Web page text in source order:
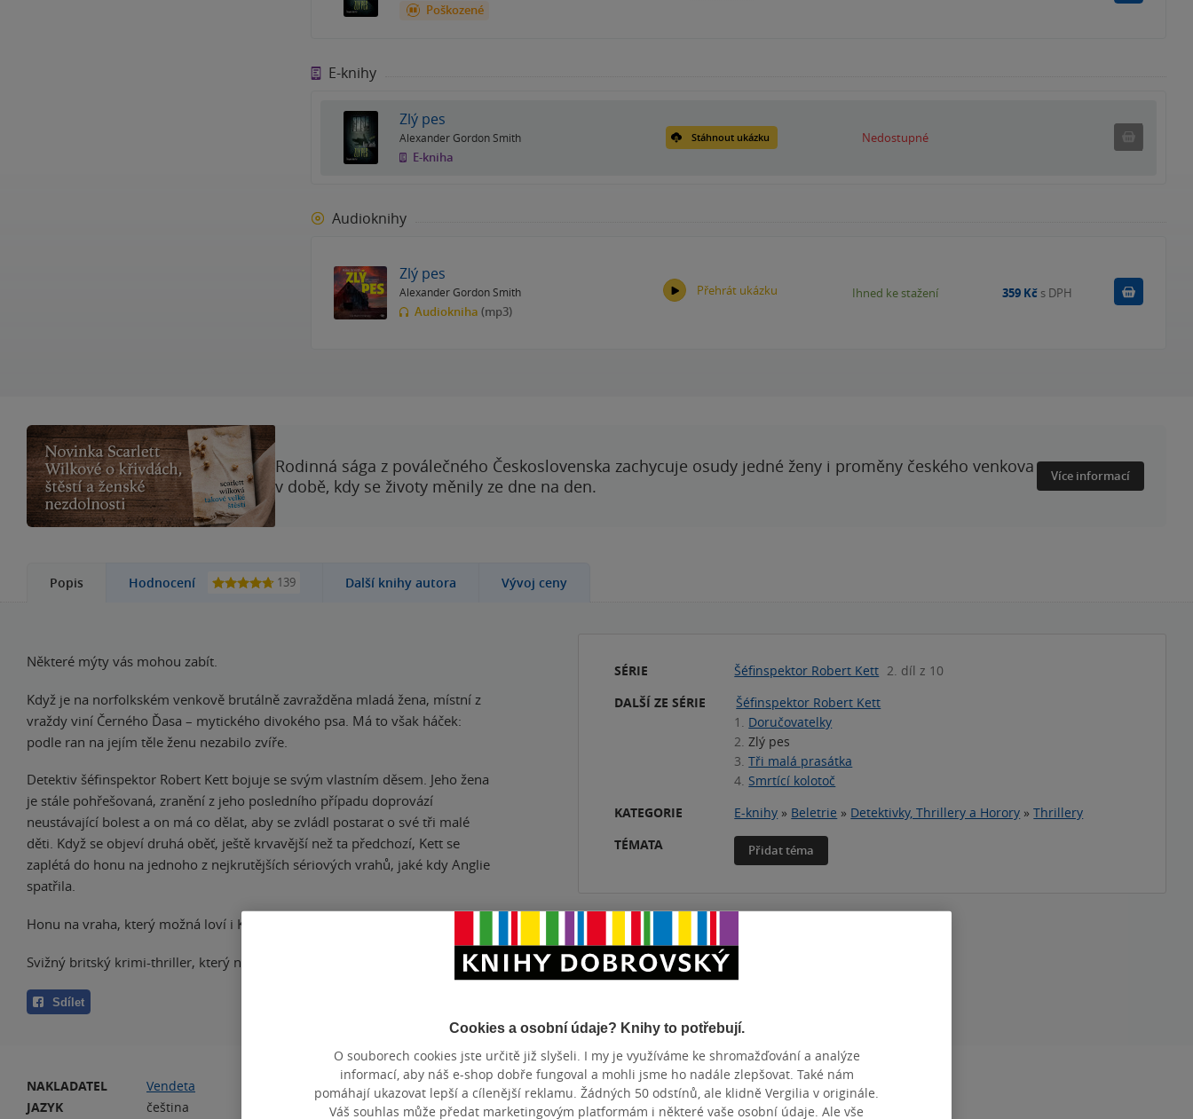
Poškozené
E-knihy
Zlý pes
Alexander Gordon Smith
E-kniha
Stáhnout ukázku Nedostupné Nedostupné
Audioknihy
Zlý pes
Alexander Gordon Smith
Audiokniha (mp3)
Přehrát ukázku Ihned ke stažení 359 Kč s DPH Koupit
Rodinná sága z poválečného Československa zachycuje osudy jedné ženy i proměny českého venkova
v době, kdy se životy měnily ze dne na den.
Více informací
Popis Hodnocení 139 Další knihy autora Vývoj ceny
Některé mýty vás mohou zabít.
Když je na norfolkském venkově brutálně zavražděna mladá žena, místní z
vraždy viní Černého Ďasa – mytického divokého psa. Má to však háček:
podle ran na jejím těle ženu nezabilo zvíře.
Detektiv šéfinspektor Robert Kett bojuje se svým vlastním děsem. Jeho žena
je stále pohřešovaná, zranění z jeho posledního případu doprovází
neustávající bolest a on má co dělat, aby se zvládl postarat o své tři malé
děti. Když se objeví druhá oběť, ještě krvavější než ta předchozí, Kett se
zaplétá do honu na jednoho z nejkrutějších sériových vrahů, jaké kdy Anglie
spatřila.
Honu na vraha, který možná loví i Ketta samotného.
Svižný britský krimi-thriller, který nebudete schopni odložit.
Sdílet
SÉRIE Šéfinspektor Robert Kett 2. díl z 10
DALŠÍ ZE SÉRIE
Šéfinspektor Robert Kett
1. Doručovatelky
2. Zlý pes
3. Tři malá prasátka
4. Smrtící kolotoč
KATEGORIE
E-knihy » Beletrie » Detektivky, Thrillery a Horory »Thrillery
TÉMATA
Přidat téma
NAKLADATEL
Vendeta
JAZYK
čeština
POČET STRAN 256 DATUM VYDÁNÍ 1.01.2022
Cookies a osobní údaje? Knihy to potřebují.
O souborech cookies jste určitě již slyšeli. I my je využíváme ke shromažďování a analýze
informací, aby náš e-shop dobře fungoval a mohli jsme ho nadále zlepšovat. Také nám
pomáhají ukazovat lepší a cílenější reklamu. Žádných 50 odstínů, ale klidně Vergilia v originále.
Váš souhlas může předat marketingovým platformám i některé vaše osobní údaje. Ale vše